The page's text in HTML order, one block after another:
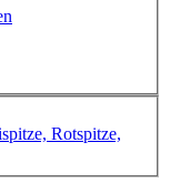
Rotspitze,